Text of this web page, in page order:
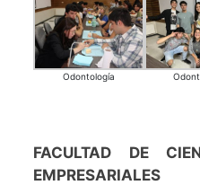
Odontología
FACULTAD DE
EMPRESARIALES